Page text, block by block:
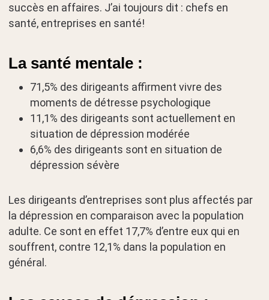
succès en affaires. J’ai toujours dit : chefs en
santé, entreprises en santé!
La santé mentale :
71,5% des dirigeants affirment vivre des
moments de détresse psychologique
11,1% des dirigeants sont actuellement en
situation de dépression modérée
6,6% des dirigeants sont en situation de
dépression sévère
Les dirigeants d’entreprises sont plus affectés par
la dépression en comparaison avec la population
adulte. Ce sont en effet 17,7% d’entre eux qui en
souffrent, contre 12,1% dans la population en
général.